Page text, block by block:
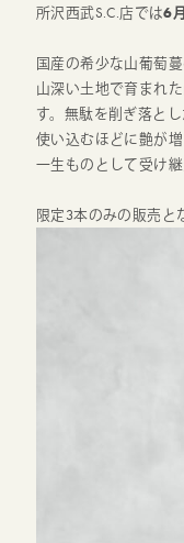
所沢西武S.C.店では6
国産の希少な山葡萄
山深い土地で育まれ
す。無駄を削ぎ落と
使い込むほどに艶が
一生ものとして受け
限定3本のみの販売と